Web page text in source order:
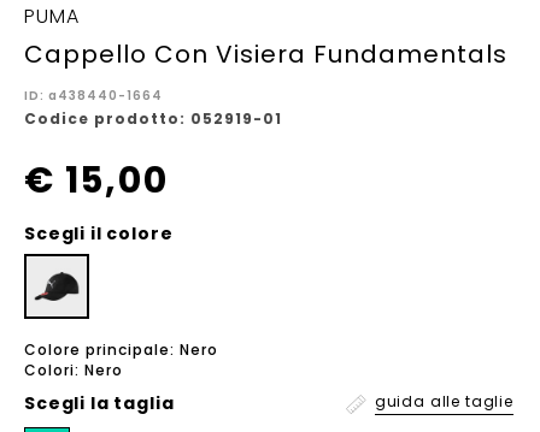
PUMA
Cappello Con Visiera Fundamentals
ID: a438440-1664
Codice prodotto: 052919-01
€ 15,00
Scegli il colore
Colore principale: Nero
Colori: Nero
Scegli la taglia guida alle taglie